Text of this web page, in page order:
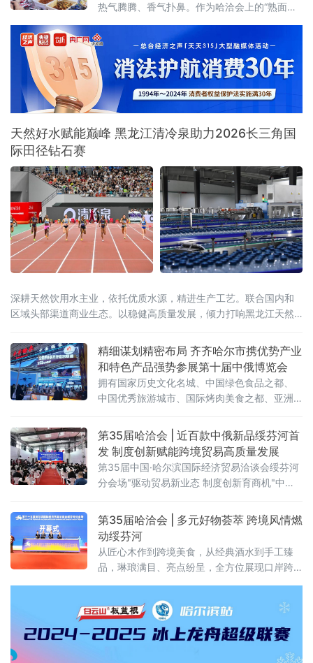
热气腾腾、香气扑鼻。作为哈洽会上的“熟面
注，直径近一米的超大不锈钢盆前，创始人金
正花戴着卫生手套，现场沉浸式翻拌红油辣
菜，鲜爽香辣的气味瞬间飘散开来，展台前从
早到晚始终客流爆满。“地道辣菜”人气爆棚，球
迷专属福利暖心上线展台之上，一袋袋包装精
美的鸡西大冷面、窖缸酸菜、风味糖蒜整齐堆
叠，明码标价的菜
天然好水赋能巅峰 黑龙江清冷泉助力2026长三角国
际田径钻石赛
深耕天然饮用水主业，依托优质水源，精进生产工艺。联合国内和
区域头部渠道商业生态。以稳健高质量发展，倾力打响黑龙江天然
精细谋划精密布局 齐齐哈尔市携优势产业
和特色产品强势参展第十届中俄博览会
拥有国家历史文化名城、中国绿色食品之都、
中国优秀旅游城市、国际烤肉美食之都、亚洲
特色产品强势参展。齐齐哈尔展区以“大国重
器，北国粮仓”为主题惊艳亮相第十届中俄博览
会，总面积 112.5 平方米，聚焦齐齐
第35届哈洽会 | 近百款中俄新品绥芬河首
发 制度创新赋能跨境贸易高质量发展
第35届中国·哈尔滨国际经济贸易洽谈会绥芬河
分会场"驱动贸易新业态 制度创新育商机"中俄
国际商贸中心举办。近百款中俄特色新品集中
亮相，10家中外重点企业登台推介，精准匹配
双边市场供需，为中俄跨境贸易转型升级注入
强劲动能。
第35届哈洽会 | 多元好物荟萃 跨境风情燃
动绥芬河
从匠心木作到跨境美食，从经典酒水到手工臻
品，琳琅满目、亮点纷呈，全方位展现口岸跨